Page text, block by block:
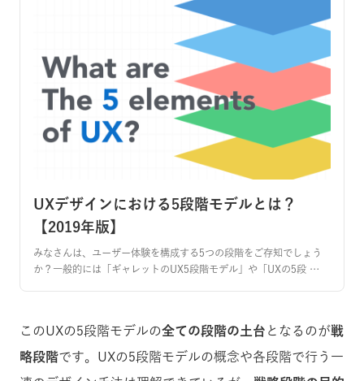
UXデザインにおける5段階モデルとは？
【2019年版】
みなさんは、ユーザー体験を構成する5つの段階をご存知でしょう
か？一般的には「ギャレットのUX5段階モデル」や「UXの5段 …
このUXの5段階モデルの全ての段階の土台 となるのが戦
略段階です。UXの5段階モデルの概念や各段階で行う一